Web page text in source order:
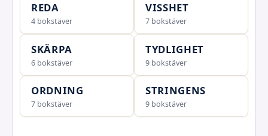
REDA
4 bokstäver
VISSHET
7 bokstäver
SKÄRPA
6 bokstäver
TYDLIGHET
9 bokstäver
ORDNING
7 bokstäver
STRINGENS
9 bokstäver